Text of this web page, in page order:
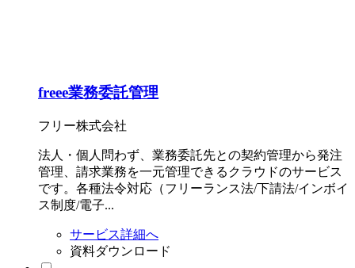
freee業務委託管理
フリー株式会社
法人・個人問わず、業務委託先との契約管理から発注
管理、請求業務を一元管理できるクラウドのサービス
です。各種法令対応（フリーランス法/下請法/インボイ
ス制度/電子...
サービス詳細へ
資料ダウンロード